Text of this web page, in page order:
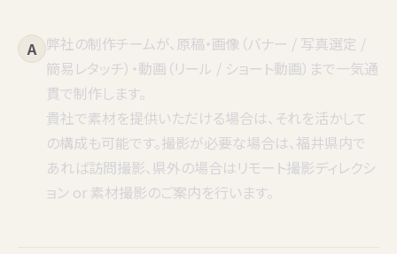
A 弊社の制作チームが、原稿・画像（バナー / 写真選定 /
簡易レタッチ）・動画（リール / ショート動画）まで一気通
貫で制作します。
貴社で素材を提供いただける場合は、それを活かして
の構成も可能です。撮影が必要な場合は、福井県内で
あれば訪問撮影、県外の場合はリモート撮影ディレクシ
ョン or 素材撮影のご案内を行います。